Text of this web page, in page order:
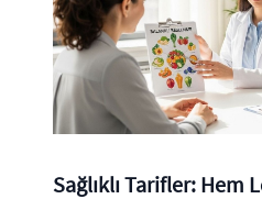
Sağlıklı Tarifler: Hem